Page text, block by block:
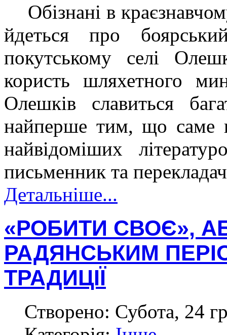
Обізнані в
йдеться про
покутському селі
користь шляхетного
Олешків славиться
найперше тим, що саме
найвідоміших
письменник та
Детальніше...
«РОБИТИ СВОЄ»,
РАДЯНСЬКИМ
ТРАДИЦІЇ
Створено: Субота, 24